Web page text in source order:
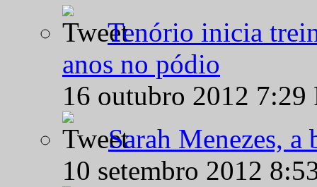
Tenório inicia
anos no pódio
16 outubro 2012
Sarah Menezes,
10 setembro 2012